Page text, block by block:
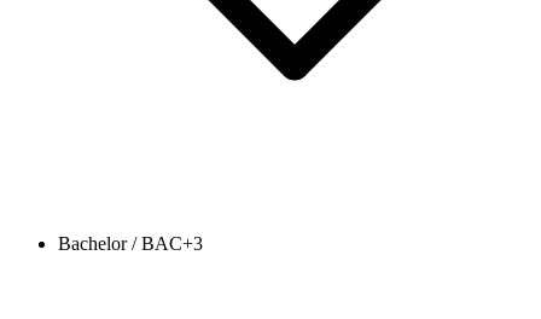
Bachelor / BAC+3